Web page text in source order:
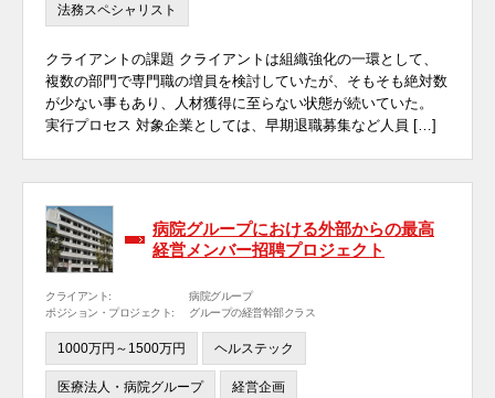
法務スペシャリスト
クライアントの課題 クライアントは組織強化の一環として、
複数の部門で専門職の増員を検討していたが、そもそも絶対数
が少ない事もあり、人材獲得に至らない状態が続いていた。
実行プロセス 対象企業としては、早期退職募集など人員 […]
病院グループにおける外部からの最高
経営メンバー招聘プロジェクト
クライアント:
病院グループ
ポジション・プロジェクト:
グループの経営幹部クラス
1000万円～1500万円 ヘルステック
医療法人・病院グループ 経営企画